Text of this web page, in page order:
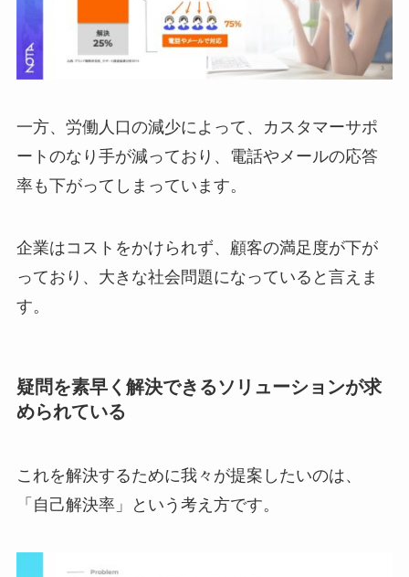
一方、労働人口の減少によって、カスタマーサポ
ートのなり手が減っており、電話やメールの応答
率も下がってしまっています。
企業はコストをかけられず、顧客の満足度が下が
っており、大きな社会問題になっていると言えま
す。
疑問を素早く解決できるソリューションが求
められている
これを解決するために我々が提案したいのは、
「自己解決率」という考え方です。